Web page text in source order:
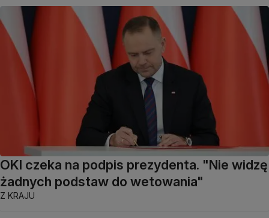
OKI czeka na podpis prezydenta. "Nie widzę
żadnych podstaw do wetowania"
Z KRAJU